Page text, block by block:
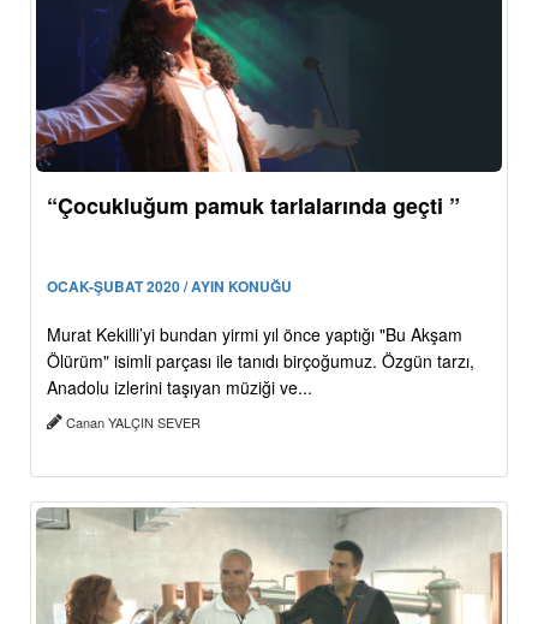
“Çocukluğum pamuk tarlalarında geçti ”
OCAK-ŞUBAT 2020 / AYIN KONUĞU
Murat Kekilli’yi bundan yirmi yıl önce yaptığı "Bu Akşam
Ölürüm" isimli parçası ile tanıdı birçoğumuz. Özgün tarzı,
Anadolu izlerini taşıyan müziği ve...
Canan YALÇIN SEVER